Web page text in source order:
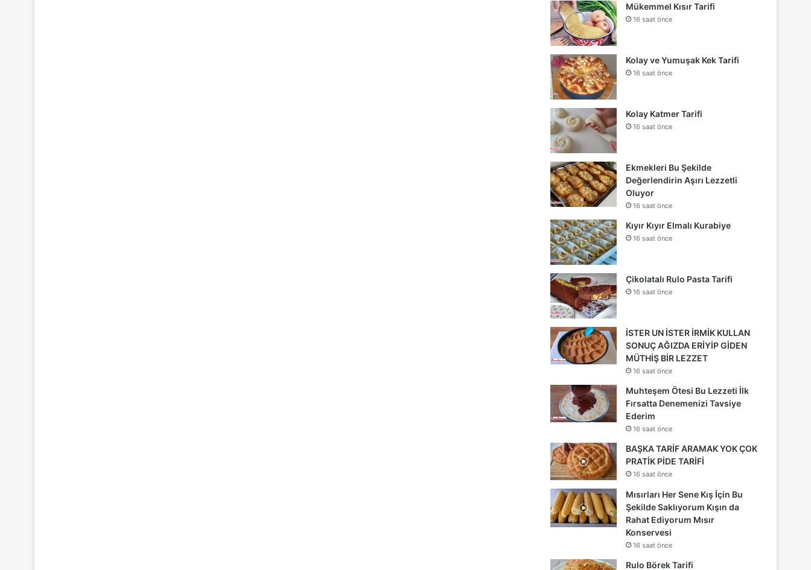
Mükemmel Kısır Tarifi
16 saat önce
Kolay ve Yumuşak Kek Tarifi
16 saat önce
Kolay Katmer Tarifi
16 saat önce
Ekmekleri Bu Şekilde
Değerlendirin Aşırı Lezzetli
Oluyor
16 saat önce
Kıyır Kıyır Elmalı Kurabiye
16 saat önce
Çikolatalı Rulo Pasta Tarifi
16 saat önce
İSTER UN İSTER İRMİK KULLAN
SONUÇ AĞIZDA ERİYİP GİDEN
MÜTHİŞ BİR LEZZET
16 saat önce
Muhteşem Ötesi Bu Lezzeti İlk
Fırsatta Denemenizi Tavsiye
Ederim
16 saat önce
BAŞKA TARİF ARAMAK YOK ÇOK
PRATİK PİDE TARİFİ
16 saat önce
Mısırları Her Sene Kış İçin Bu
Şekilde Saklıyorum Kışın da
Rahat Ediyorum Mısır
Konservesi
16 saat önce
Rulo Börek Tarifi